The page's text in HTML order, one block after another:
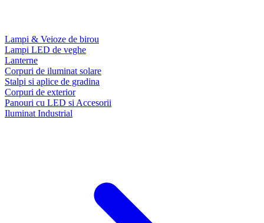
Lampi & Veioze de birou
Lampi LED de veghe
Lanterne
Corpuri de iluminat solare
Stalpi si aplice de gradina
Corpuri de exterior
Panouri cu LED si Accesorii
Iluminat Industrial